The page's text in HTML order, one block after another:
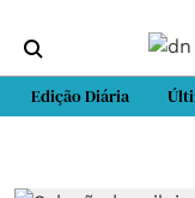
Edição Diária